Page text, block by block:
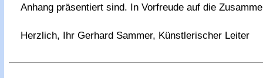
Anhang präsentiert sind. In Vorfreude auf die
Herzlich, Ihr Gerhard Sammer, Künstlerischer Leiter